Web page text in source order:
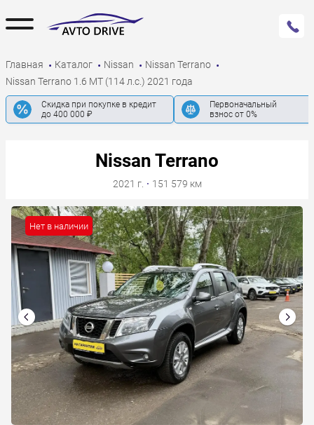
Главная Каталог Nissan
Nissan Terrano
Nissan Terrano 1.6 MT (114 л.с.) 2021 года
Скидка при покупке в кредит
до 400 000 ₽
Первоначальный
взнос от 0%
Nissan Terrano
2021 г. · 151 579 км
Нет в наличии